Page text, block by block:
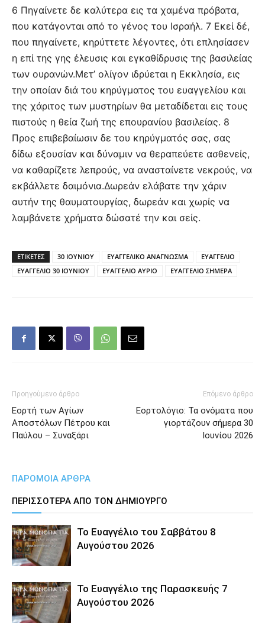
6 Πηγαίνετε δε καλύτερα εις τα χαμένα πρόβατα,
που κατάγονται από το γένος του Ισραήλ. 7 Εκεί δέ,
που πηγαίνετε, κηρύττετε λέγοντες, ότι επλησίασεν
η επί της γης έλευσις και εγκαθίδρυσις της βασιλείας
των ουρανών.Μετ’ ολίγον ιδρύεται η Εκκλησία, εις
την οποίαν διά του κηρύγματος του ευαγγελίου και
της χάριτος των μυστηρίων θα μεταδίδεται εις τους
πιστούς η θεία ζωή της επουρανίου βασιλείας. 8
Προς επιβεβαίωσιν δε του κηρύγματός σας, σας
δίδω εξουσίαν και δύναμιν να θεραπεύετε ασθενείς,
να καθαρίζετε λεπρούς, να ανασταίνετε νεκρούς, να
εκβάλλετε δαιμόνια.Δωρεάν ελάβατε την χάριν
αυτήν της θαυματουργίας, δωρεάν και χωρίς να
λαμβάνετε χρήματα δώσατέ την και σείς.
ΕΤΙΚΕΤΕΣ 30 ΙΟΥΝΙΟΥ ΕΥΑΓΓΕΛΙΚΟ ΑΝΑΓΝΩΣΜΑ
ΕΥΑΓΓΕΛΙΟ
ΕΥΑΓΓΕΛΙΟ 30 ΙΟΥΝΙΟΥ
ΕΥΑΓΓΕΛΙΟ ΑΥΡΙΟ ΕΥΑΓΓΕΛΙΟ ΣΗΜΕΡΑ
Προηγούμενο άρθρο
Εορτή των Αγίων
Αποστόλων Πέτρου και
Παύλου – Συναξάρι
Επόμενο άρθρο
Εορτολόγιο: Τα ονόματα που
γιορτάζουν σήμερα 30
Ιουνίου 2026
ΠΑΡΟΜΟΙΑ ΑΡΘΡΑ
ΠΕΡΙΣΣΟΤΕΡΑ ΑΠΟ ΤΟΝ ΔΗΜΙΟΥΡΓΟ
Το Ευαγγέλιο του Σαββάτου 8
Αυγούστου 2026
Το Ευαγγέλιο της Παρασκευής 7
Αυγούστου 2026